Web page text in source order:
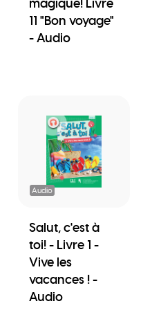
11 "Bon voyage"
- Audio
Audio
Salut, c'est à
toi! - Livre 1 -
Vive les
vacances ! -
Audio